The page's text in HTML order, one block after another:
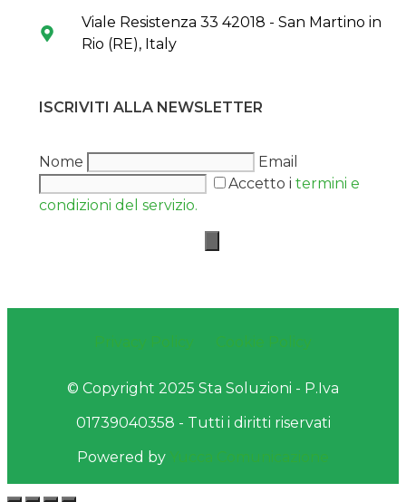
Viale Resistenza 33 42018 - San Martino in
Rio (RE), Italy
ISCRIVITI ALLA NEWSLETTER
Nome
Email
Accetto i termini e
condizioni del servizio.
Privacy Policy Cookie Policy
© Copyright 2025 Sta Soluzioni - P.Iva
01739040358 - Tutti i diritti riservati
Powered by Yucca Comunicazione